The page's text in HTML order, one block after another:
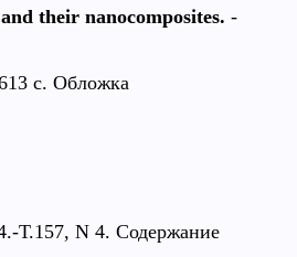
their nanocomposites. -
с. Обложка
Т.157, N 4. Содержание